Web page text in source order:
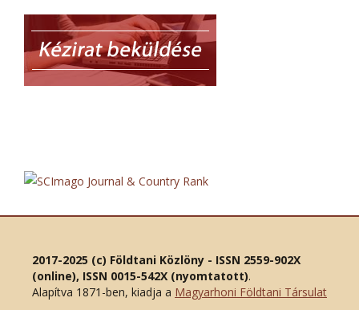
2017-2025 (c) Földtani Közlöny - ISSN 2559-902X
(online), ISSN 0015-542X (nyomtatott).
Alapítva 1871-ben, kiadja a Magyarhoni Földtani Társulat